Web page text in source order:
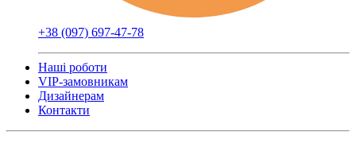
+38 (097) 697-47-78
Наші роботи
VIP-замовникам
Дизайнерам
Контакти